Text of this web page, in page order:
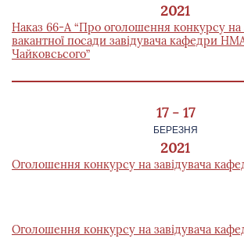
2021
Наказ 66-А “Про оголошення конкурсу на
вакантної посади завідувача кафедри
Чайковсьсого”
17 - 17
БЕРЕЗНЯ
2021
Оголошення конкурсу на завідувача
Оголошення конкурсу на завідувача